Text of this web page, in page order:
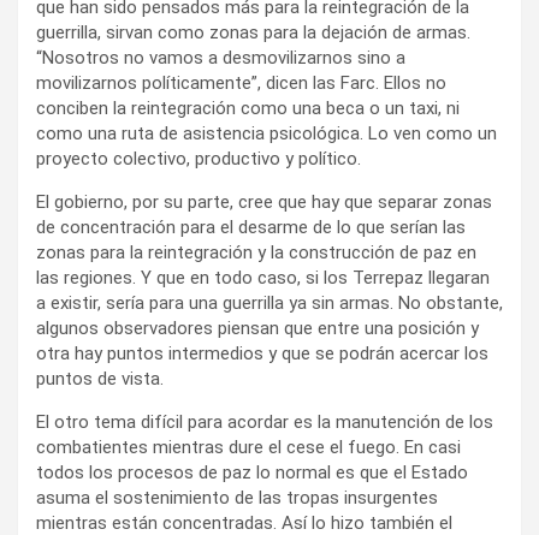
que han sido pensados más para la reintegración de la
guerrilla, sirvan como zonas para la dejación de armas.
“Nosotros no vamos a desmovilizarnos sino a
movilizarnos políticamente”, dicen las Farc. Ellos no
conciben la reintegración como una beca o un taxi, ni
como una ruta de asistencia psicológica. Lo ven como un
proyecto colectivo, productivo y político.
El gobierno, por su parte, cree que hay que separar zonas
de concentración para el desarme de lo que serían las
zonas para la reintegración y la construcción de paz en
las regiones. Y que en todo caso, si los Terrepaz llegaran
a existir, sería para una guerrilla ya sin armas. No obstante,
algunos observadores piensan que entre una posición y
otra hay puntos intermedios y que se podrán acercar los
puntos de vista.
El otro tema difícil para acordar es la manutención de los
combatientes mientras dure el cese el fuego. En casi
todos los procesos de paz lo normal es que el Estado
asuma el sostenimiento de las tropas insurgentes
mientras están concentradas. Así lo hizo también el